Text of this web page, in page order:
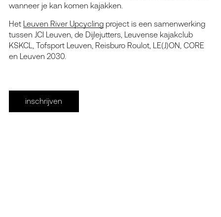
wanneer je kan komen kajakken.
Het Leuven River Upcyclingproject is een samenwerking
tussen JCI Leuven, de Dijlejutters, Leuvense kajakclub
KSKCL, Tofsport Leuven, Reisburo Roulot, LE(J)ON, CORE
en Leuven 2030.
inschrijven